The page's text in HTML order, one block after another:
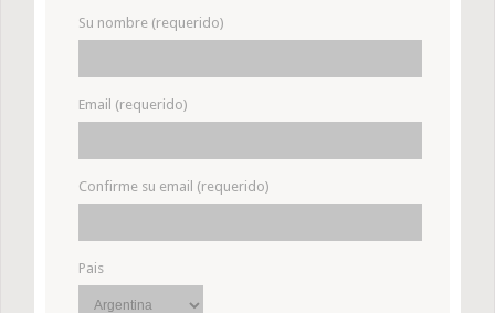
Su nombre (requerido)
Email (requerido)
Confirme su email (requerido)
Pais